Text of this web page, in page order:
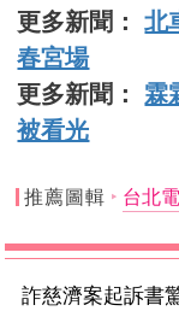
更多新聞：北
春宮場
更多新聞： 霖
被看光
推薦圖輯 台北
詐慈濟案起訴書